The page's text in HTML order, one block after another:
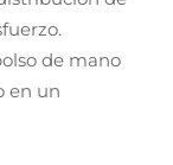
de mano
en un